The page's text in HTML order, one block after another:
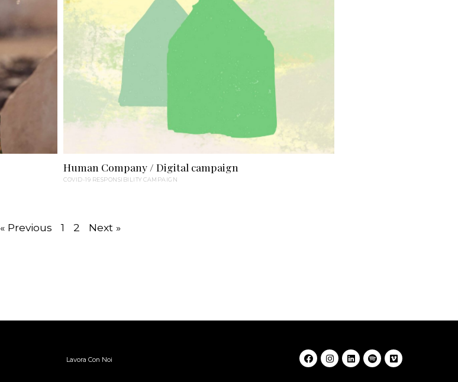
Human Company / Digital campaign
COVID-19 RESPONSIBILITY CAMPAIGN
« Previous 1 2 Next »
Lavora Con Noi